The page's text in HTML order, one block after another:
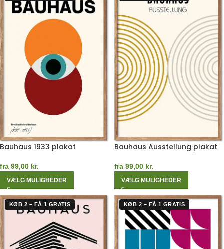
Bauhaus 1933 plakat
fra 99,00 kr.
VÆLG MULIGHEDER
Bauhaus Ausstellung plakat
fra 99,00 kr.
VÆLG MULIGHEDER
KØB 2 – FÅ 1 GRATIS KØB 2 – FÅ 1 GRATIS